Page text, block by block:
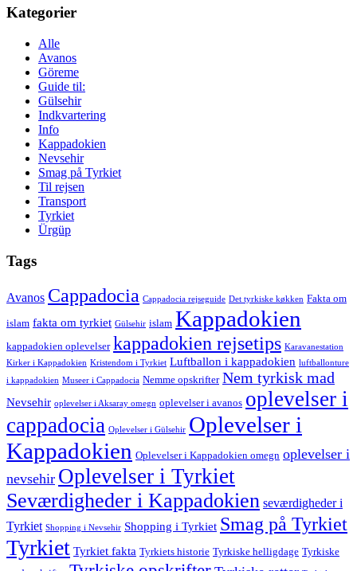
Kategorier
Alle
Avanos
Göreme
Guide til:
Gülsehir
Indkvartering
Info
Kappadokien
Nevsehir
Smag på Tyrkiet
Til rejsen
Transport
Tyrkiet
Ürgüp
Tags
Avanos Cappadocia Cappadocia rejseguide Det tyrkiske køkken Fakta om
islam fakta om tyrkiet Gülsehir islam Kappadokien
kappadokien oplevelser kappadokien rejsetips Karavanestation
Kirker i Kappadokien Kristendom i Tyrkiet Luftballon i kappadokien luftballonture
i kappadokien Museer i Cappadocia Nemme opskrifter Nem tyrkisk mad
Nevsehir oplevelser i Aksaray omegn oplevelser i avanos oplevelser i
cappadocia Oplevelser i Gülsehir Oplevelser i
Kappadokien Oplevelser i Kappadokien omegn oplevelser i
nevsehir Oplevelser i Tyrkiet
Seværdigheder i Kappadokien seværdigheder i
Tyrkiet Shopping i Nevsehir Shopping i Tyrkiet Smag på Tyrkiet
Tyrkiet Tyrkiet fakta Tyrkiets historie Tyrkiske helligdage Tyrkiske